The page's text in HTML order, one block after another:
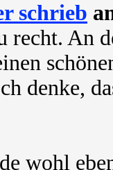
schrieb
recht. An
denke,
wohl